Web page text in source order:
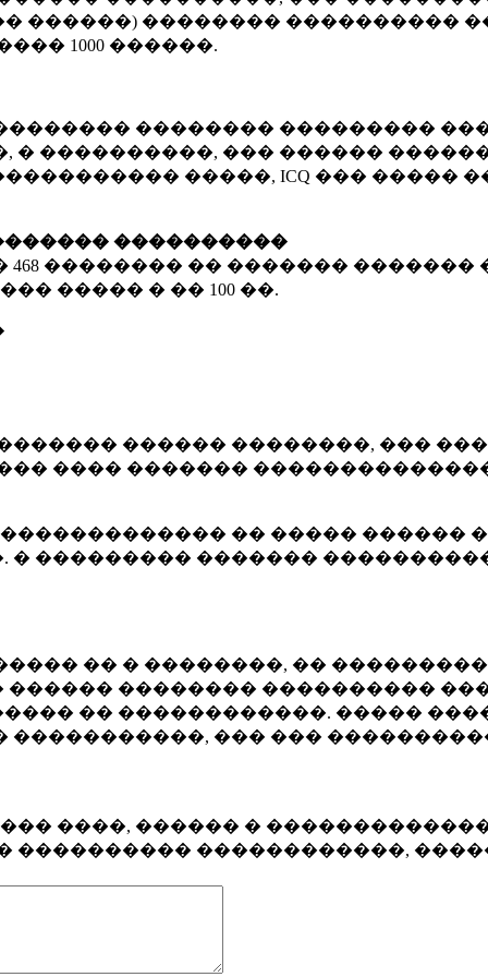
������) �������� ����������
1000 ������.
�������� ���������
����������, ��� ������
�����, ICQ ��� �����
����������
468 �������� �� ������� �������
����� � �� 100 ��.
������ ��������, ���
���� �������
�� ����� ������
� ��������� �������
�� � ��������, ��
�������� ����������
�� ������������. �����
�����������, ��� ���
����, ������ �
���������� ������������,